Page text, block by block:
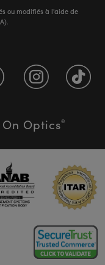
ou modifiés à l'aide de
Optics®